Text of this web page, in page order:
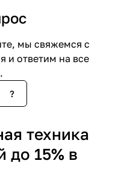
мы свяжемся с
и ответим на все
?
техника
до 15% в